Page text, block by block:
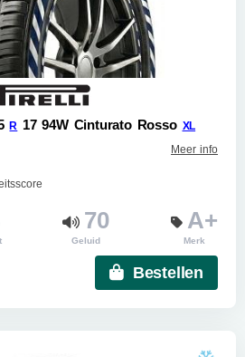
R 17 94W Cinturato Rosso XL
Meer info
70
Geluid
A+
Merk
Bestellen